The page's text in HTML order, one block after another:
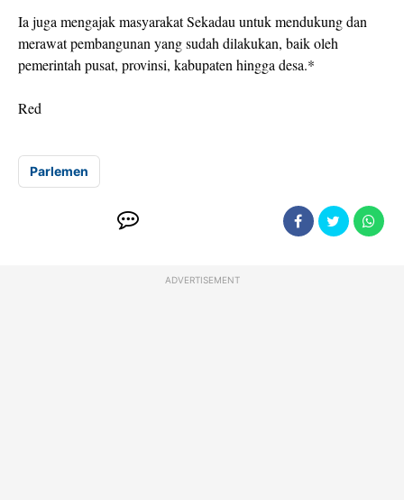
Ia juga mengajak masyarakat Sekadau untuk mendukung dan
merawat pembangunan yang sudah dilakukan, baik oleh
pemerintah pusat, provinsi, kabupaten hingga desa.*
Red
Parlemen
ADVERTISEMENT